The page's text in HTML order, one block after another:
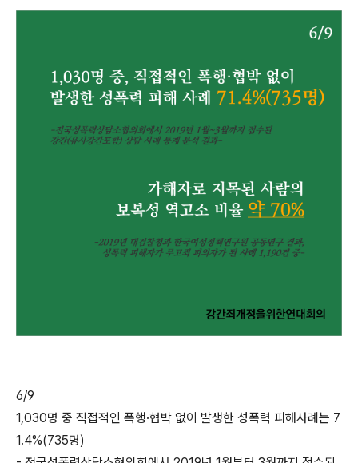
6/9
1,030명 중 직접적인 폭행·협박 없이 발생한 성폭력 피해사례는 7
1.4%(735명)